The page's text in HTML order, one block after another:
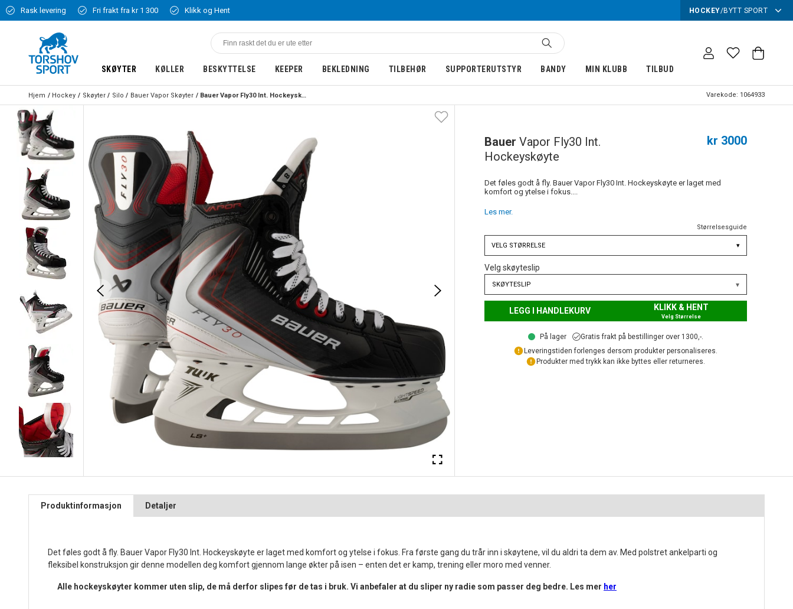
Rask levering Fri frakt fra kr 1 300 Klikk og Hent HOCKEY/BYTT SPORT
SKØYTER KØLLER BESKYTTELSE KEEPER BEKLEDNING TILBEHØR SUPPORTERUTSTYR BANDY MIN KLUBB TILBUD
Hjem Hockey Skøyter Silo Bauer Vapor Skøyter Bauer Vapor Fly30 Int. Hockeyskøyte Varekode: 1064933
Bauer Vapor Fly30 Int.
Hockeyskøyte
kr 3000
Det føles godt å fly. Bauer Vapor Fly30 Int. Hockeyskøyte er laget med
komfort og ytelse i fokus....
Les mer.
Størrelsesguide
VELG STØRRELSE ▾
Velg skøyteslip
SKØYTESLIP ▾
LEGG I HANDLEKURV KLIKK & HENT
Velg Størrelse
På lager
Gratis frakt på bestillinger over 1300,-.
Leveringstiden forlenges dersom produkter personaliseres.
Produkter med trykk kan ikke byttes eller returneres.
Produktinformasjon Detaljer
Det føles godt å fly. Bauer Vapor Fly30 Int. Hockeyskøyte er laget med komfort og ytelse i fokus. Fra første gang du trår inn i skøytene, vil du aldri ta dem av. Med polstret ankelparti og
fleksibel konstruksjon gir denne modellen deg komfort gjennom lange økter på isen – enten det er kamp, trening eller moro med venner.
Alle hockeyskøyter kommer uten slip, de må derfor slipes før de tas i bruk. Vi anbefaler at du sliper ny radie som passer deg bedre. Les mer her